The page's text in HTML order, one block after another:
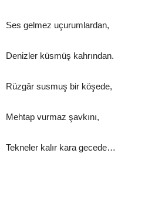
Ses gelmez uçurumlardan,
Denizler küsmüş kahrından.
Rüzgâr susmuş bir köşede,
Mehtap vurmaz şavkını,
Tekneler kalır kara gecede…